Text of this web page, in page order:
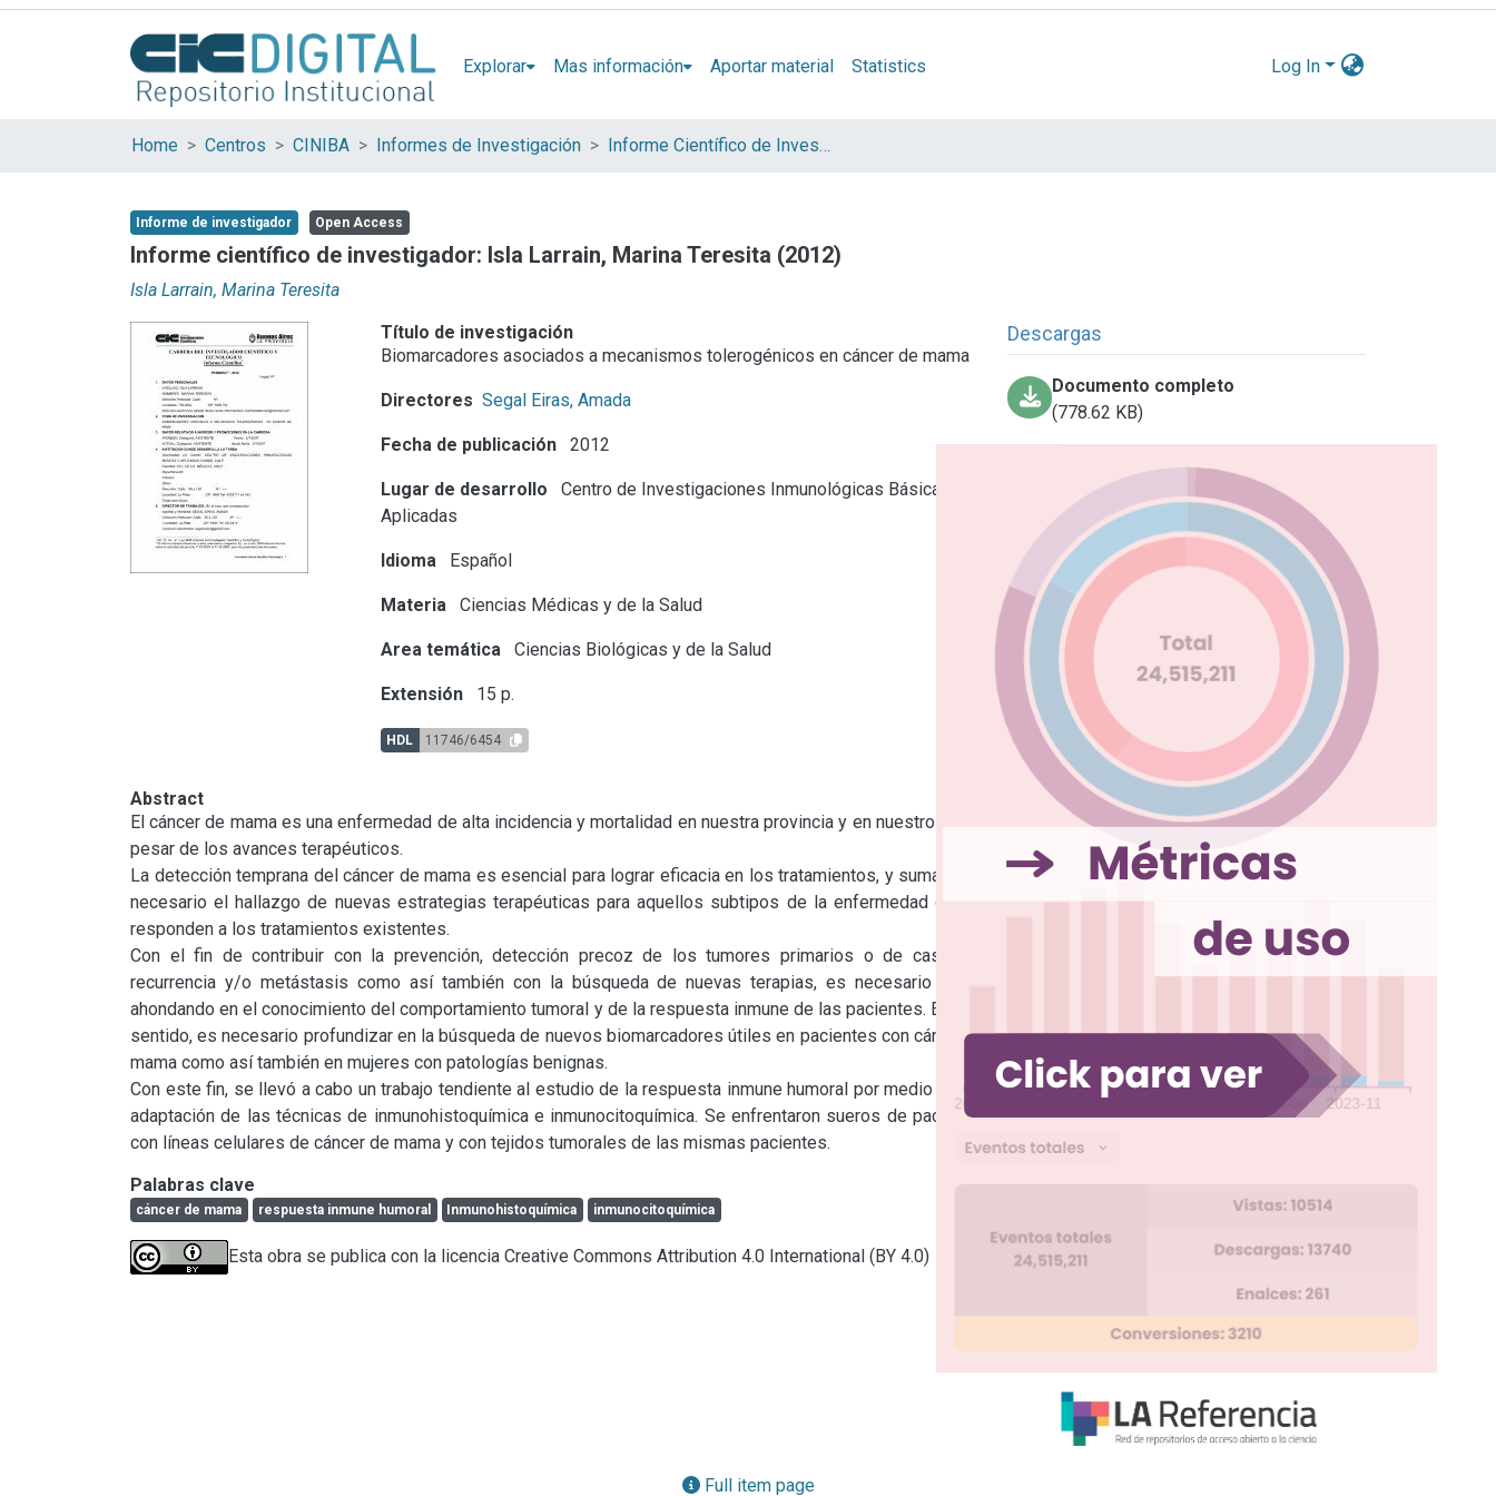
Explorar Mas información Aportar material Statistics Log In
Home Centros CINIBA Informes de Investigación Informe Científico de Investigador
Informe de investigador Open Access
Informe científico de investigador: Isla Larrain, Marina Teresita (2012)
Isla Larrain, Marina Teresita
Título de investigación
Biomarcadores asociados a mecanismos tolerogénicos en cáncer de mama
Directores Segal Eiras, Amada
Fecha de publicación 2012
Lugar de desarrollo
Centro de Investigaciones Inmunológicas Básicas y
Aplicadas
Idioma Español
Materia Ciencias Médicas y de la Salud
Area temática Ciencias Biológicas y de la Salud
Extensión 15 p.
HDL 11746/6454
Descargas
Documento completo
(778.62 KB)
Abstract
El cáncer de mama es una enfermedad de alta incidencia y mortalidad en nuestra provincia y en nuestro país, a
pesar de los avances terapéuticos.
La detección temprana del cáncer de mama es esencial para lograr eficacia en los tratamientos, y sumamente
necesario el hallazgo de nuevas estrategias terapéuticas para aquellos subtipos de la enfermedad que no
responden a los tratamientos existentes.
Con el fin de contribuir con la prevención, detección precoz de los tumores primarios o de casos de
recurrencia y/o metástasis como así también con la búsqueda de nuevas terapias, es necesario seguir
ahondando en el conocimiento del comportamiento tumoral y de la respuesta inmune de las pacientes. En este
sentido, es necesario profundizar en la búsqueda de nuevos biomarcadores útiles en pacientes con cáncer de
mama como así también en mujeres con patologías benignas.
Con este fin, se llevó a cabo un trabajo tendiente al estudio de la respuesta inmune humoral por medio de una
adaptación de las técnicas de inmunohistoquímica e inmunocitoquímica. Se enfrentaron sueros de pacientes
con líneas celulares de cáncer de mama y con tejidos tumorales de las mismas pacientes.
Palabras clave
cáncer de mama respuesta inmune humoral Inmunohistoquímica inmunocitoquímica
Esta obra se publica con la licencia Creative Commons Attribution 4.0 International (BY 4.0)
Full item page